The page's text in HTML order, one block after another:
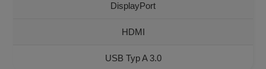
DisplayPort
HDMI
USB Typ A 3.0